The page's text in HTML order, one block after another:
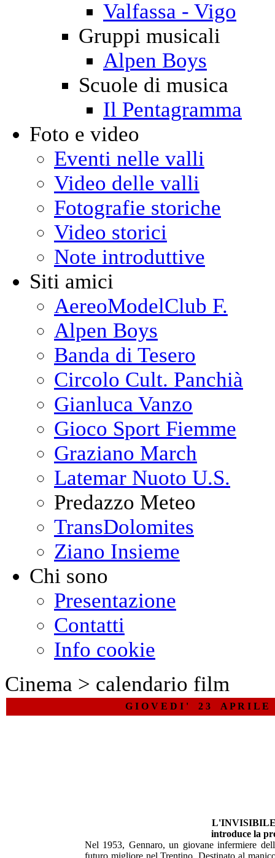
Valfassa - Vigo
Gruppi musicali
Alpen Boys
Scuole di musica
Il Pentagramma
Foto e video
Eventi nelle valli
Video delle valli
Fotografie storiche
Video storici
Note introduttive
Siti amici
AereoModelClub F.
Alpen Boys
Banda di Tesero
Circolo Cult. Panchià
Gianluca Vanzo
Gioco Sport Fiemme
Graziano March
Latemar Nuoto U.S.
Predazzo Meteo
TransDolomites
Ziano Insieme
Chi sono
Presentazione
Contatti
Info cookie
Cinema > calendario film
G I O V E D I ' 2 3 A P R I L E
introduce la
Nel 1953, Gennaro, un giovane infermiere
futuro migliore nel Trentino. Destinato al